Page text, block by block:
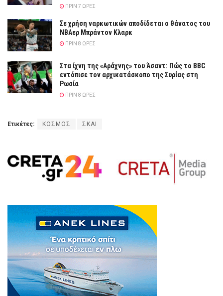
ΠΡΙΝ 7 ΏΡΕΣ
Σε χρήση ναρκωτικών αποδίδεται ο θάνατος του
ΝΒΑερ Μπράντον Κλαρκ
ΠΡΙΝ 8 ΏΡΕΣ
Στα ίχνη της «Αράχνης» του Άσαντ: Πώς το BBC
εντόπισε τον αρχικατάσκοπο της Συρίας στη
Ρωσία
ΠΡΙΝ 8 ΏΡΕΣ
Ετικέτες: ΚΟΣΜΟΣ ΣΚΑΙ